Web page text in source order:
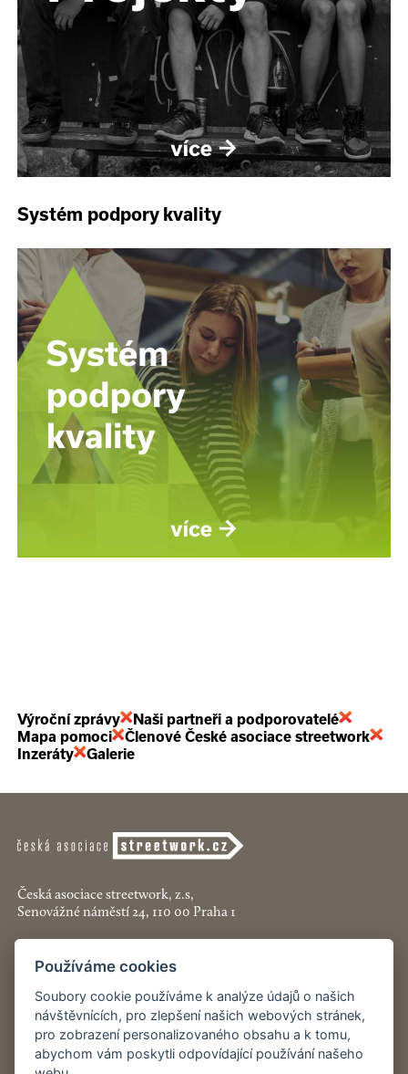
Systém podpory kvality
Výroční zprávy
Naši partneři a podporovatelé
Mapa pomoci
Členové České asociace streetwork
Inzeráty
Galerie
Česká asociace streetwork, z.s,
Senovážné náměstí 24, 110 00 Praha 1
+420 774 913 777
asociace@streetwork.cz
Nastavení cookies
Restartshop.cz
Používáme cookies
Soubory cookie používáme k analýze údajů o našich
návštěvnících, pro zlepšení našich webových stránek,
pro zobrazení personalizovaného obsahu a k tomu,
abychom vám poskytli odpovídající používání našeho